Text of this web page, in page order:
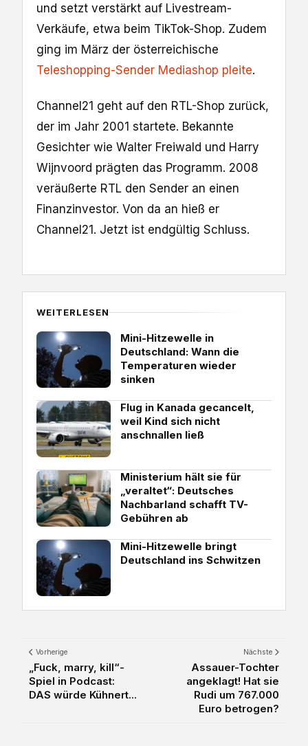
und setzt verstärkt auf Livestream-
Verkäufe, etwa beim TikTok-Shop. Zudem
ging im März der österreichische
Teleshopping-Sender Mediashop pleite.
Channel21 geht auf den RTL-Shop zurück,
der im Jahr 2001 startete. Bekannte
Gesichter wie Walter Freiwald und Harry
Wijnvoord prägten das Programm. 2008
veräußerte RTL den Sender an einen
Finanzinvestor. Von da an hieß er
Channel21. Jetzt ist endgültig Schluss.
WEITERLESEN
Mini-Hitzewelle in
Deutschland: Wann die
Temperaturen wieder
sinken
Flug in Kanada gecancelt,
weil Kind sich nicht
anschnallen ließ
Ministerium hält sie für
„veraltet“: Deutsches
Nachbarland schafft TV-
Gebühren ab
Mini-Hitzewelle bringt
Deutschland ins Schwitzen
Vorherige
„Fuck, marry, kill“-
Spiel in Podcast:
DAS würde Kühnert...
Nächste
Assauer-Tochter
angeklagt! Hat sie
Rudi um 767.000
Euro betrogen?